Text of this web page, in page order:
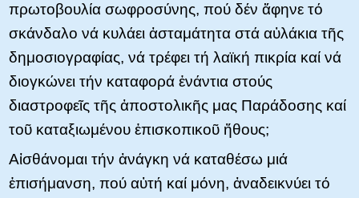
πρωτοβουλία σωφροσύνης, πού δέν ἄφηνε τό
σκάνδαλο νά κυλάει ἀσταμάτητα στά αὐλάκια τῆς
δημοσιογραφίας, νά τρέφει τή λαϊκή πικρία καί νά
διογκώνει τήν καταφορά ἐνάντια στούς
διαστροφεῖς τῆς ἀποστολικῆς μας Παράδοσης καί
τοῦ καταξιωμένου ἐπισκοπικοῦ ἤθους;
Αἰσθάνομαι τήν ἀνάγκη νά καταθέσω μιά
ἐπισήμανση, πού αὐτή καί μόνη, ἀναδεικνύει τό